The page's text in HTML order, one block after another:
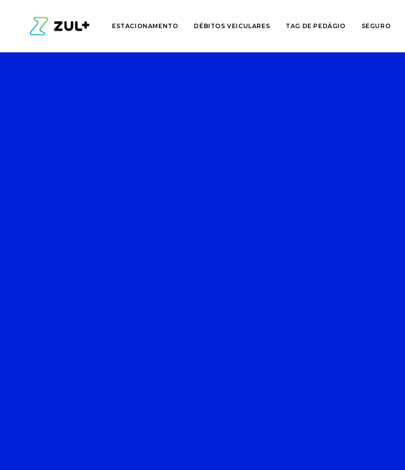
ESTACIONAMENTO DÉBITOS VEICULARES TAG DE PEDÁGIO SEGURO